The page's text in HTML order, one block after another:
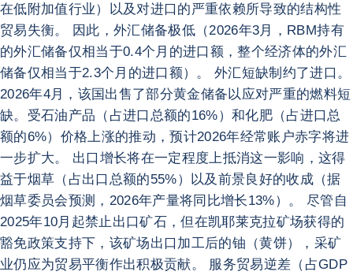
在低附加值行业）以及对进口的严重依赖所导致的结构性
贸易失衡。 因此，外汇储备极低（2026年3月，RBM持有
的外汇储备仅相当于0.4个月的进口额，整个经济体的外汇
储备仅相当于2.3个月的进口额）。 外汇短缺制约了进口。
2026年4月，该国出售了部分黄金储备以应对严重的燃料短
缺。受石油产品（占进口总额的16%）和化肥（占进口总
额的6%）价格上涨的推动，预计2026年经常账户赤字将进
一步扩大。 出口增长将在一定程度上抵消这一影响，这得
益于烟草（占出口总额的55%）以及前景良好的收成（据
烟草委员会预测，2026年产量将同比增长13%）。 尽管自
2025年10月起禁止出口矿石，但在凯耶莱克拉矿场获得的
豁免政策支持下，该矿场出口加工后的铀（黄饼），采矿
业仍应为贸易平衡作出积极贡献。 服务贸易逆差（占GDP